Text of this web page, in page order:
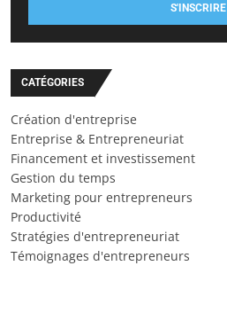
S'INSCRIRE
CATÉGORIES
Création d'entreprise
Entreprise & Entrepreneuriat
Financement et investissement
Gestion du temps
Marketing pour entrepreneurs
Productivité
Stratégies d'entrepreneuriat
Témoignages d'entrepreneurs